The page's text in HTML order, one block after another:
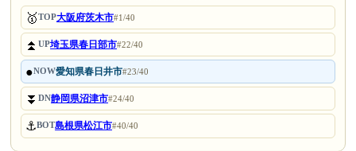
🥇TOP大阪府茨木市#1/40
⏫UP埼玉県春日部市#22/40
●NOW愛知県春日井市#23/40
⏬DN静岡県沼津市#24/40
⚓BOT島根県松江市#40/40